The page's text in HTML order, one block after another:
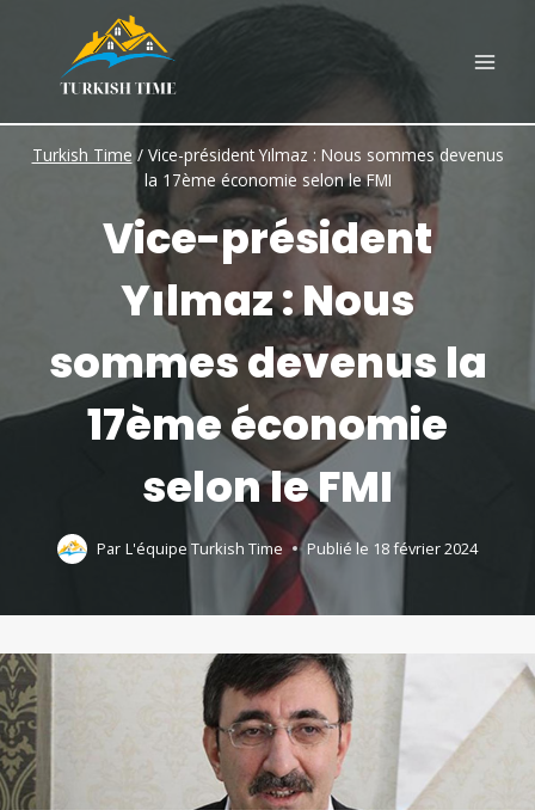
content
Turkish Time / Vice-président Yılmaz : Nous sommes devenus
la 17ème économie selon le FMI
Vice-président
Yılmaz : Nous
sommes devenus la
17ème économie
selon le FMI
Par L'équipe Turkish Time Publié le 18 février 2024